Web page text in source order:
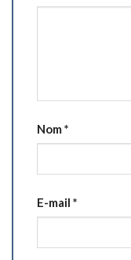
Nom*
E-mail *